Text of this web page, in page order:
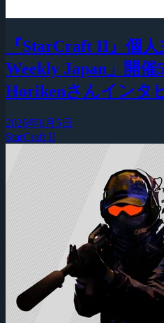
『StarCraft II』個
Weekly Japan」開催
Horikenさんインタ
2026年8月5日
StarCraft II